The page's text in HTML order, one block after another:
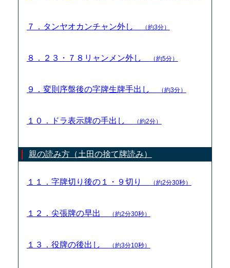
７．タンヤオカンチャン外し （約3分）
８．２３・７８リャンメン外し （約5分）
９．変則序盤後の字牌生牌手出し （約3分）
１０．ドラ表示牌の手出し （約2分）
親の読み方（土田の捨て牌読み）
１１．字牌切り後の１・９切り （約2分30秒）
１２．尖張牌の早出 （約2分30秒）
１３．役牌の後出し （約3分10秒）